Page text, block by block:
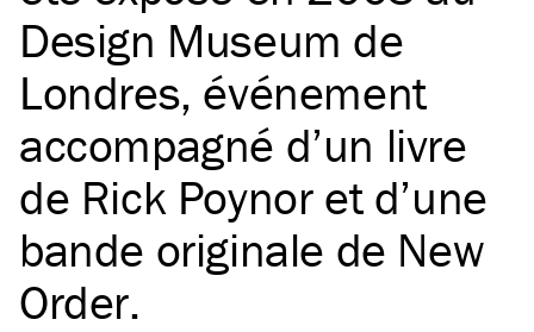
Design Museum de
Londres, événement
accompagné d’un livre
de Rick Poynor et d’une
bande originale de New
Order.